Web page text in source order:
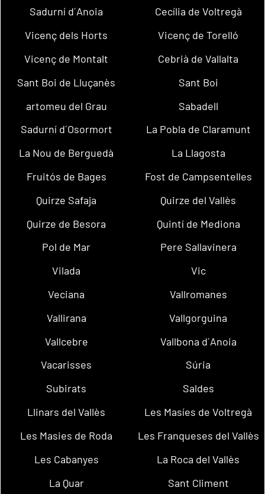
Sadurní d´Anoia
Cecília de Voltregà
Vicenç dels Horts
Vicenç de Torelló
Vicenç de Montalt
Cebrià de Vallalta
Sant Boi de Lluçanès
Sant Boi
artomeu del Grau
Sabadell
Sadurní d´Osormort
La Pobla de Claramunt
La Nou de Berguedà
La Llagosta
Fruitós de Bages
Fost de Campsentelles
Quirze Safaja
Quirze del Vallès
Quirze de Besora
Quintí de Mediona
Pol de Mar
Pere Sallavinera
Vilada
Vic
Veciana
Vallromanes
Vallirana
Vallgorguina
Vallcebre
Vallbona d´Anoia
Vacarisses
Súria
Subirats
Saldes
Llinars del Vallès
Les Masíes de Voltregà
Les Masies de Roda
Les Franqueses del Vallès
Les Cabanyes
La Roca del Vallès
La Quar
Sant Climent